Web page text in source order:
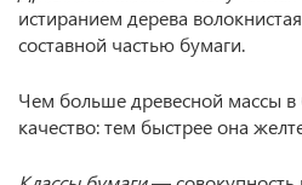
истиранием дерева
составной частью бумаги.
Чем больше древесной массы в
качество: тем быстрее она